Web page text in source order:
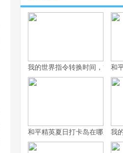
我的世界指令转换时间，方块
和
和平精英夏日打卡岛在哪里：我